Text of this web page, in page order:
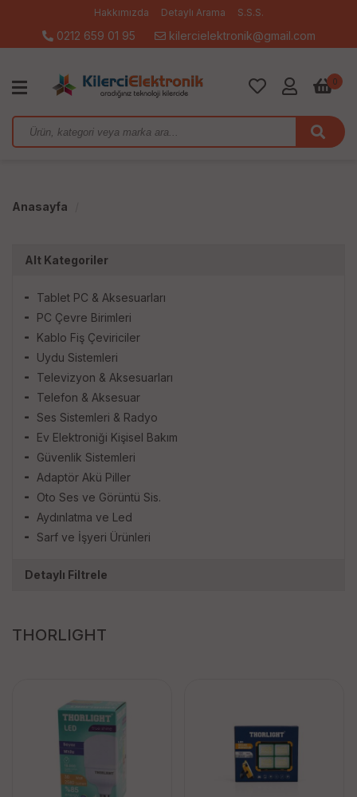
Hakkımızda Detaylı Arama S.S.S.
0212 659 01 95 kilercielektronik@gmail.com
0
Anasayfa
Alt Kategoriler
Tablet PC & Aksesuarları
PC Çevre Birimleri
Kablo Fiş Çeviriciler
Uydu Sistemleri
Televizyon & Aksesuarları
Telefon & Aksesuar
Ses Sistemleri & Radyo
Ev Elektroniği Kişisel Bakım
Güvenlik Sistemleri
Adaptör Akü Piller
Oto Ses ve Görüntü Sis.
Aydınlatma ve Led
Sarf ve İşyeri Ürünleri
Detaylı Filtrele
THORLIGHT